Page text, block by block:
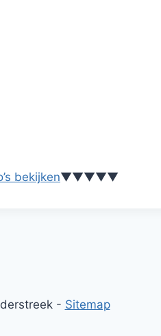
bekijken▼▼▼▼▼
- Sitemap